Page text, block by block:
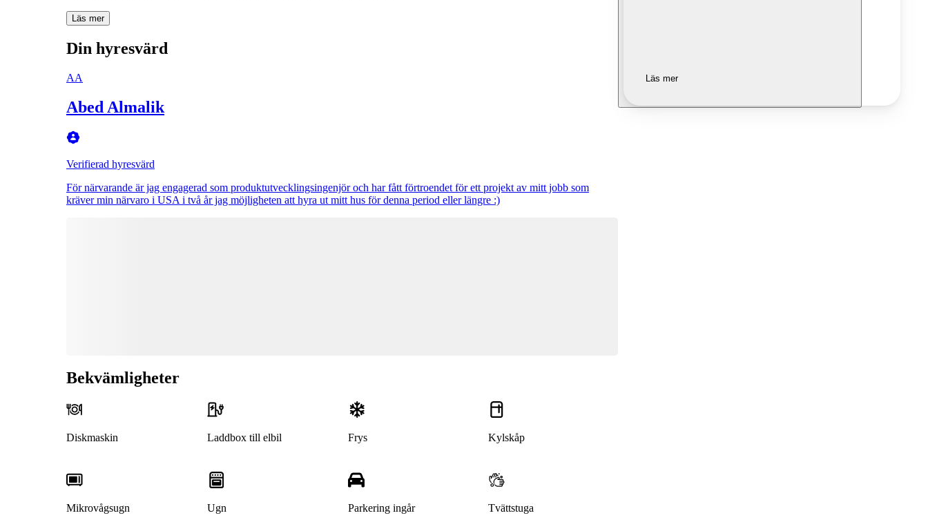
Läs mer
Din hyresvärd
AA
Abed Almalik
Verifierad hyresvärd
För närvarande är jag engagerad som produktutvecklingsingenjör och har fått förtroendet för ett projekt av mitt jobb som
kräver min närvaro i USA i två år jag möjligheten att hyra ut mitt hus för denna period eller längre :)
Bekvämligheter
Diskmaskin Laddbox till elbil Frys Kylskåp
Mikrovågsugn Ugn Parkering ingår Tvättstuga
Läs mer